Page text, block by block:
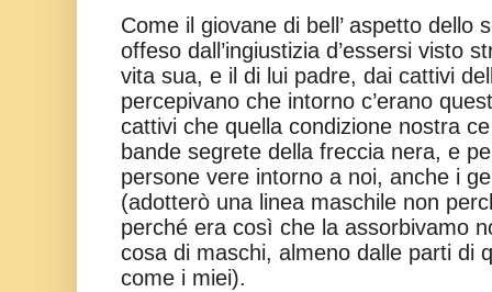
Come il giovane di bell’ aspetto dello
offeso dall’ingiustizia d’essersi visto
vita sua, e il di lui padre, dai cattivi
percepivano che intorno c’erano
cattivi che quella condizione nostra
bande segrete della freccia nera, e
persone vere intorno a noi, anche i
(adotterò una linea maschile non
perché era così che la assorbivamo
cosa di maschi, almeno dalle parti di
come i miei).